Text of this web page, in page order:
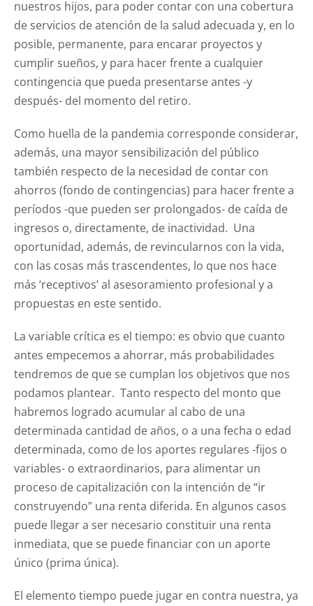
nuestros hijos, para poder contar con una cobertura
de servicios de atención de la salud adecuada y, en lo
posible, permanente, para encarar proyectos y
cumplir sueños, y para hacer frente a cualquier
contingencia que pueda presentarse antes -y
después- del momento del retiro.
Como huella de la pandemia corresponde considerar,
además, una mayor sensibilización del público
también respecto de la necesidad de contar con
ahorros (fondo de contingencias) para hacer frente a
períodos -que pueden ser prolongados- de caída de
ingresos o, directamente, de inactividad. Una
oportunidad, además, de revincularnos con la vida,
con las cosas más trascendentes, lo que nos hace
más ‘receptivos’ al asesoramiento profesional y a
propuestas en este sentido.
La variable crítica es el tiempo: es obvio que cuanto
antes empecemos a ahorrar, más probabilidades
tendremos de que se cumplan los objetivos que nos
podamos plantear. Tanto respecto del monto que
habremos logrado acumular al cabo de una
determinada cantidad de años, o a una fecha o edad
determinada, como de los aportes regulares -fijos o
variables- o extraordinarios, para alimentar un
proceso de capitalización con la intención de “ir
construyendo” una renta diferida. En algunos casos
puede llegar a ser necesario constituir una renta
inmediata, que se puede financiar con un aporte
único (prima única).
El elemento tiempo puede jugar en contra nuestra, ya